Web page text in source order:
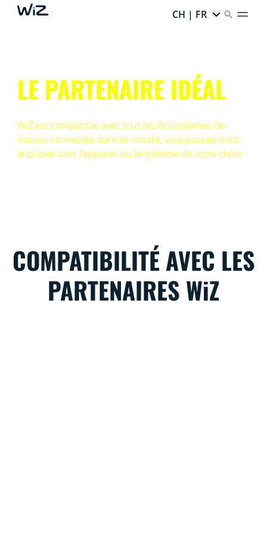
CH | FR
LE PARTENAIRE IDÉAL
WiZ est compatible avec tous les écosystèmes de
maison connectée dans le monde, vous pouvez donc
le piloter avec l'appareil ou le système de votre choix.
COMPATIBILITÉ AVEC LES
PARTENAIRES WiZ